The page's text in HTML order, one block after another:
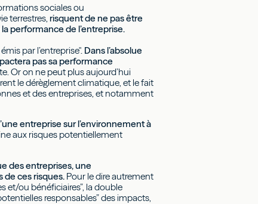
sociales ou
terrestres,risquent de ne pas être
performance de l’entreprise.
par l’entreprise". Dans l’absolue
pas sa performance
Or on ne peut plus aujourd’hui
le dérèglement climatique, et le fait
et des entreprises, et notamment
entreprise sur l’environnement à
aux risques potentiellement
des entreprises, une
de ces risques. Pour le dire autrement
et/ou bénéficiaires”, la double
responsables” des impacts,